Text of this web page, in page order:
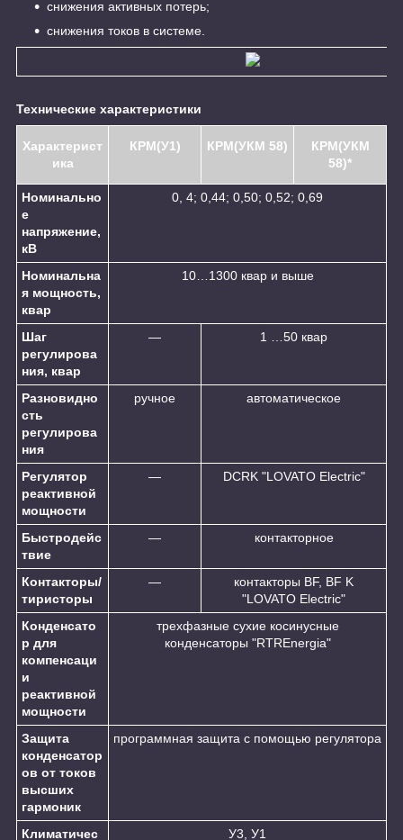
снижения активных потерь;
снижения токов в системе.
Технические характеристики
Характерист
ика
КРМ(У1) КРМ(УКМ 58)
КРМ(УКМ
58)*
Номинально
е
напряжение,
кВ
0, 4; 0,44; 0,50; 0,52; 0,69
Номинальна
я мощность,
квар
10…1300 квар и выше
Шаг
регулирова
ния, квар
— 1 …50 квар
Разновидно
сть
регулирова
ния
ручное автоматическое
Регулятор
реактивной
мощности
— DCRK "LOVATO Electric"
Быстродейс
твие
— контакторное
Контакторы/
тиристоры
—
контакторы BF, BF K
"LOVATO Electric"
Конденсато
р для
компенсаци
и
реактивной
мощности
трехфазные сухие косинусные
конденсаторы "RTREnergia"
Защита
конденсатор
ов от токов
высших
гармоник
программная защита с помощью регулятора
Климатичес У3, У1